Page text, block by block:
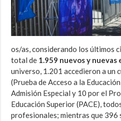
os/as, considerando los últimos
total de 1.959 nuevos y
universo, 1.201 accedieron a un
(Prueba de Acceso a la
Admisión Especial y 10 por el
Educación Superior (PACE),
profesionales; mientras que 396